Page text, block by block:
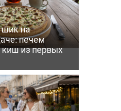
шик на
печем
из первых